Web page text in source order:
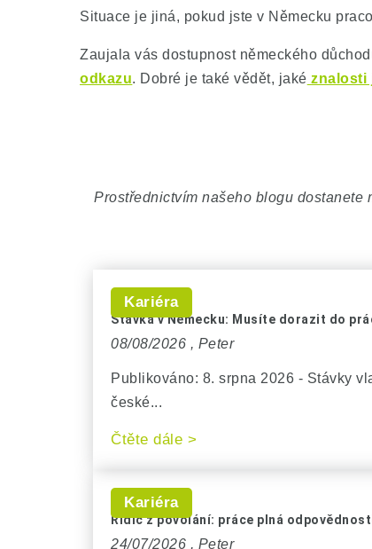
Situace je jiná, pokud jste v Německu
Zaujala vás dostupnost německého
odkazu. Dobré je také vědět, jaké znalosti
Prostřednictvím našeho blogu
Stávka v Německu: Musíte dorazit do
08/08/2026 , Peter
Kariéra
Publikováno: 8. srpna 2026 - Stávky
české...
Čtěte dále >
Řidič z povolání: práce plná
24/07/2026 , Peter
Kariéra